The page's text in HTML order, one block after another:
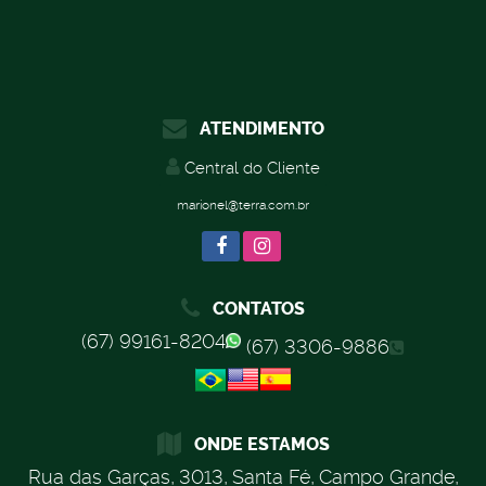
ATENDIMENTO
Central do Cliente
marionel@terra.com.br
CONTATOS
(67) 99161-8204 (67) 3306-9886
ONDE ESTAMOS
Rua das Garças, 3013, Santa Fé, Campo Grande,